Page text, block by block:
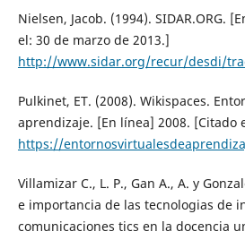
Nielsen, Jacob. (1994). SIDAR.ORG.
el: 30 de marzo de 2013.]
http://www.sidar.org/recur/desdi/
Pulkinet, ET. (2008). Wikispaces.
aprendizaje. [En línea] 2008. [Citado
https://
Villamizar C., L. P., Gan A., A. y
e importancia de las tecnologias de
comunicaciones tics en la docencia